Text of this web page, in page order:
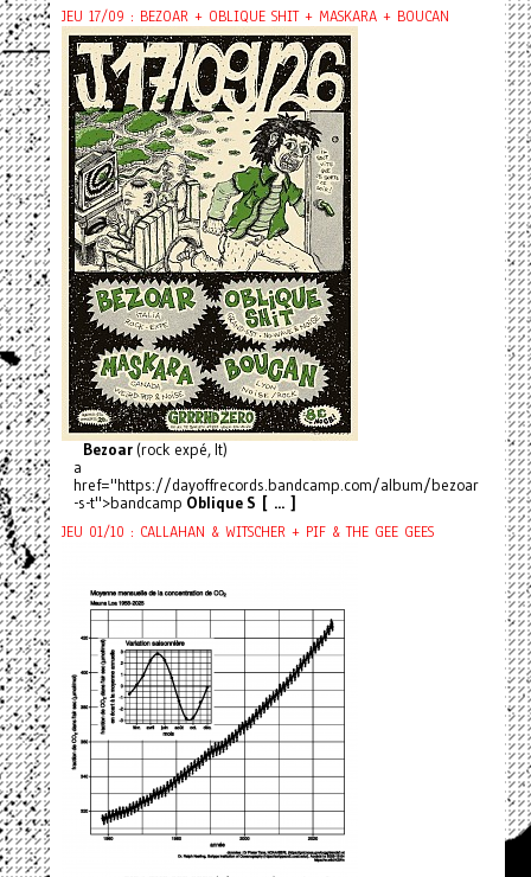
JEU 17/09 : BEZOAR + OBLIQUE SHIT + MASKARA + BOUCAN
Bezoar(rock expé, It)
a
href="https://dayoffrecords.bandcamp.com/album/bezoar
-s-t">bandcamp Oblique S [ ... ]
JEU 01/10 : CALLAHAN & WITSCHER + PIF & THE GEE GEES